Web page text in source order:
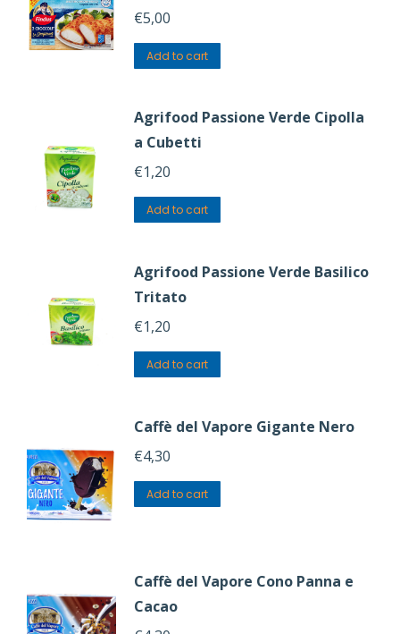
€5,00
Add to cart
Agrifood Passione Verde Cipolla
a Cubetti
€1,20
Add to cart
Agrifood Passione Verde Basilico
Tritato
€1,20
Add to cart
Caffè del Vapore Gigante Nero
€4,30
Add to cart
Caffè del Vapore Cono Panna e
Cacao